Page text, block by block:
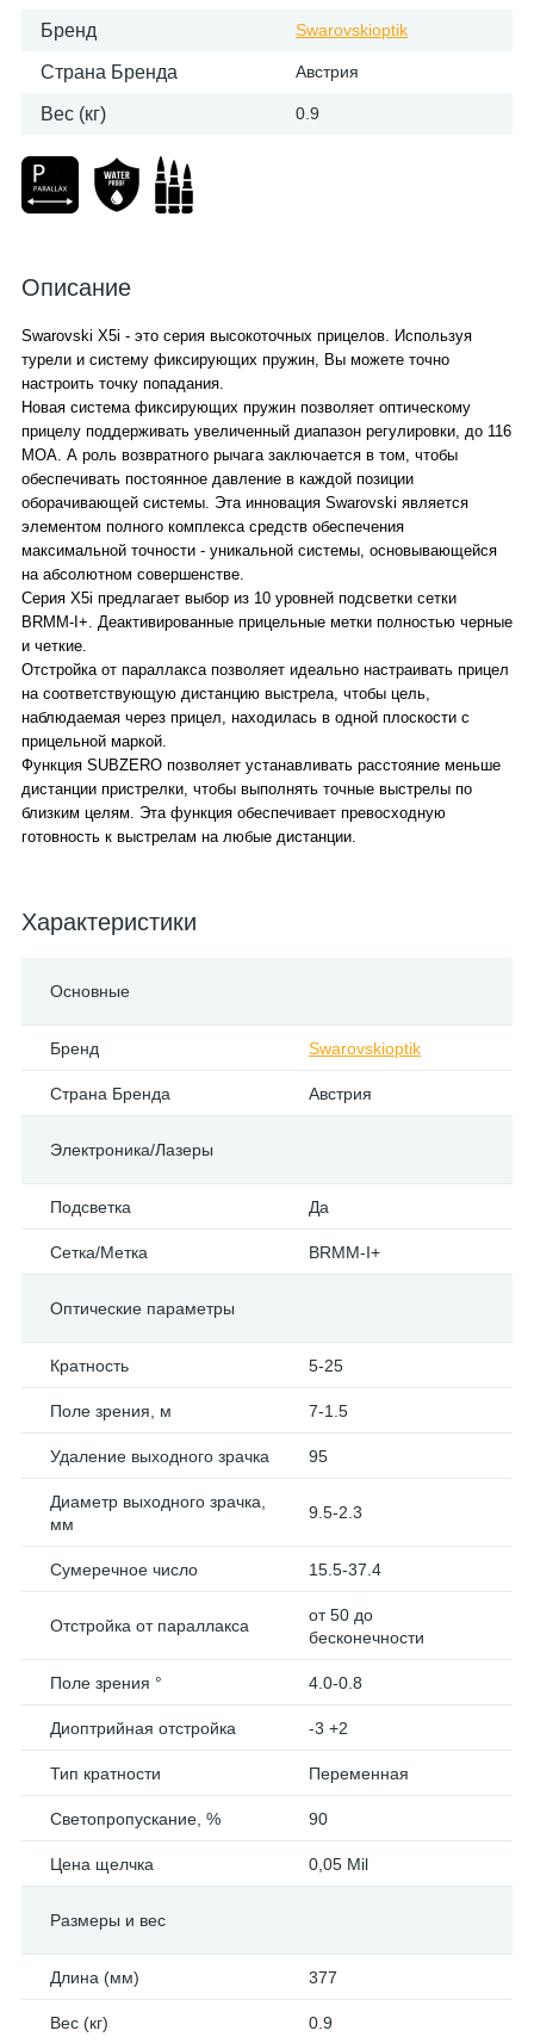
Бренд Swarovskioptik
Страна Бренда Австрия
Вес (кг) 0.9
Описание
Swarovski X5i - это серия высокоточных прицелов. Используя
турели и систему фиксирующих пружин, Вы можете точно
настроить точку попадания.
Новая система фиксирующих пружин позволяет оптическому
прицелу поддерживать увеличенный диапазон регулировки, до 116
MOA. А роль возвратного рычага заключается в том, чтобы
обеспечивать постоянное давление в каждой позиции
оборачивающей системы. Эта инновация Swarovski является
элементом полного комплекса средств обеспечения
максимальной точности - уникальной системы, основывающейся
на абсолютном совершенстве.
Серия X5i предлагает выбор из 10 уровней подсветки сетки
BRMM-I+. Деактивированные прицельные метки полностью черные
и четкие.
Отстройка от параллакса позволяет идеально настраивать прицел
на соответствующую дистанцию выстрела, чтобы цель,
наблюдаемая через прицел, находилась в одной плоскости с
прицельной маркой.
Функция SUBZERO позволяет устанавливать расстояние меньше
дистанции пристрелки, чтобы выполнять точные выстрелы по
близким целям. Эта функция обеспечивает превосходную
готовность к выстрелам на любые дистанции.
Характеристики
Основные
Бренд Swarovskioptik
Страна Бренда Австрия
Электроника/Лазеры
Подсветка Да
Сетка/Метка BRMM-I+
Оптические параметры
Кратность 5-25
Поле зрения, м 7-1.5
Удаление выходного зрачка 95
Диаметр выходного зрачка,
мм
9.5-2.3
Сумеречное число 15.5-37.4
Отстройка от параллакса
от 50 до
бесконечности
Поле зрения ° 4.0-0.8
Диоптрийная отстройка -3 +2
Тип кратности Переменная
Светопропускание, % 90
Цена щелчка 0,05 Mil
Размеры и вес
Длина (мм) 377
Вес (кг) 0.9